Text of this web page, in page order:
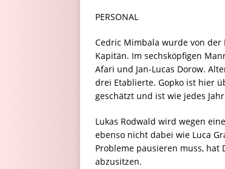
PERSONAL
Cedric Mimbala wurde von der
Kapitän. Im sechsköpfigen
Afari und Jan-Lucas Dorow.
drei Etablierte. Gopko ist hier
geschätzt und ist wie jedes
Lukas Rodwald wird wegen
ebenso nicht dabei wie Luca
Probleme pausieren muss, hat
abzusitzen.